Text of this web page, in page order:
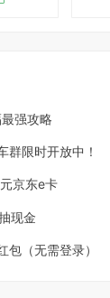
强攻略
群限时开放中！
京东e卡
现金
包（无需登录）